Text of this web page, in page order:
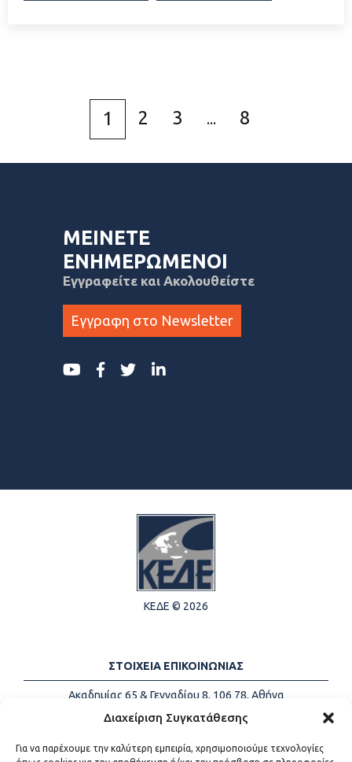
Διαχείριση Συγκατάθεσης
Για να παρέχουμε την καλύτερη εμπειρία, χρησιμοποιούμε τεχνολογίες
1 2 3 ... 8
ΜΕΙΝΕΤΕ
ΕΝΗΜΕΡΩΜΕΝΟΙ
Εγγραφείτε και Ακολουθείστε
Εγγραφη στο Newsletter
ΚΕΔΕ © 2026
ΣΤΟΙΧΕΙΑ ΕΠΙΚΟΙΝΩΝΙΑΣ
Ακαδημίας 65 & Γενναδίου 8, 106 78, Αθήνα
Τηλέφωνα:
+30 213-2147500
Email:
info@kede.gr